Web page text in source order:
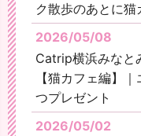
ク散歩のあとに
2026/05/08
Catrip横浜みなと
【猫カフェ編】
つプレゼント
2026/05/02